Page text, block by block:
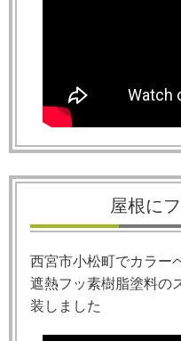
屋根に
西宮市小松町でカラー
遮熱フッ素樹脂塗料の
装しました